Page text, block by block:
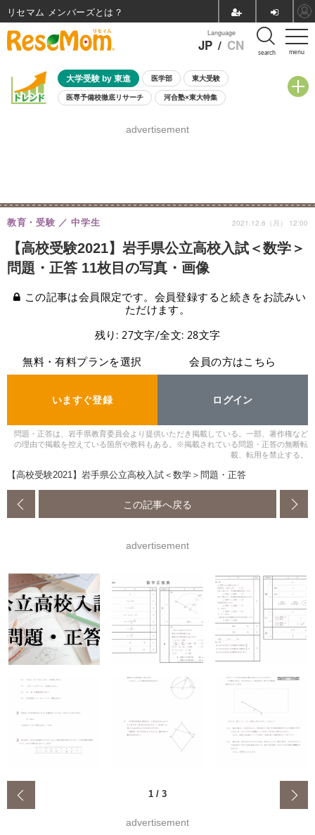
menu
Language
JP / CN search
大学受験 by 東進 医学部 東大受験
医専予備校徹底リサーチ 河合塾×東大特集
8月開催学校説明会・相談会
advertisement
【高校受験2021】岩手県公立高校入試＜数学＞
問題・正答 11枚目の写真・画像
教育・受験 中学生 2021.12.6（月） 12:00
この記事は会員限定です。会員登録すると続きをお読みい
ただけます。
残り: 27文字/全文: 28文字
無料・有料プランを選択
いますぐ登録
会員の方はこちら
ログイン
問題・正答は、岩手県教育委員会より提供いただき掲載している。一部、著作権など
の理由で掲載を控えている箇所や教科もある。※掲載されている問題・正答の無断転
載、転用を禁止する。
【高校受験2021】岩手県公立高校入試＜数学＞問題・正答
この記事へ戻る
advertisement
1 / 3
advertisement
リセマム メンバーズ